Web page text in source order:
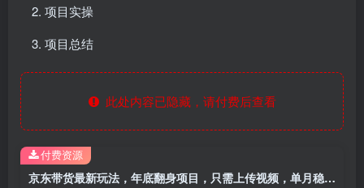
项目实操
项目总结
此处内容已隐藏，请付费后查看
京东带货最新玩法，年底翻身项目，只需上传视频，单月稳定变现1w+
付费资源